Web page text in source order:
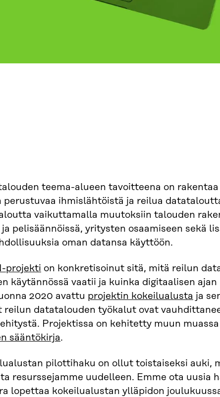
teema-alueen tavoitteena on
perustuvaa ihmislähtöistä ja reilua
vaikuttamalla muutoksiin talouden
pelisäännöissä, yritysten osaamiseen sekä
oman datansa käyttöön.
projekti on konkretisoinut sitä, mitä reilun
käytännössä vaatii ja kuinka digitaalisen
2020 avattu projektin kokeilualusta ja
reilun datatalouden työkalut ovat
Projektissa on kehitetty muun muassa
sääntökirja.
pilottihaku on ollut toistaiseksi auki,
resurssejamme uudelleen. Emme ota uusia
lopettaa kokeilualustan ylläpidon